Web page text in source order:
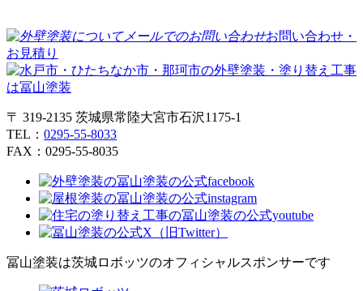
お問い合わせ・
お見積り
〒 319-2135 茨城県常陸大宮市石沢1175-1
TEL： 0295-55-8033
FAX：0295-55-8035
冨山塗装は茨城ロボッツのオフィシャルスポンサーです